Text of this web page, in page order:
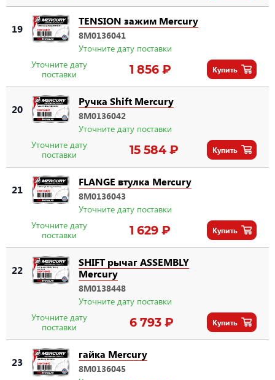
19
TENSION зажим Mercury
8M0136041
Уточните дату поставки
Уточните дату
поставки
1 856 ₽ Купить
20
Ручка Shift Mercury
8M0136042
Уточните дату поставки
Уточните дату
поставки
15 584 ₽ Купить
21
FLANGE втулка Mercury
8M0136043
Уточните дату поставки
Уточните дату
поставки
1 629 ₽ Купить
22
SHIFT рычаг ASSEMBLY
Mercury
8M0138448
Уточните дату поставки
Уточните дату
поставки
6 793 ₽ Купить
23
гайка Mercury
8M0136045